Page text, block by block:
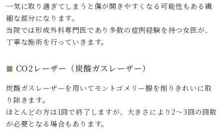
一気に取り過ぎてしまうと傷が開きやすくなる可能性もある繊
細な部分になります。
当院では形成外科専門医であり多数の症例経験を持つ女医が、
丁寧な施術を行っていきます。
CO2レーザー（炭酸ガスレーザー）
炭酸ガスレーザーを用いてモントゴメリー腺を削りきれいに取
り除きます。
ほとんどの方は1回で終了しますが、大きさにより2～3回の回数
が必要となる場合もあります。